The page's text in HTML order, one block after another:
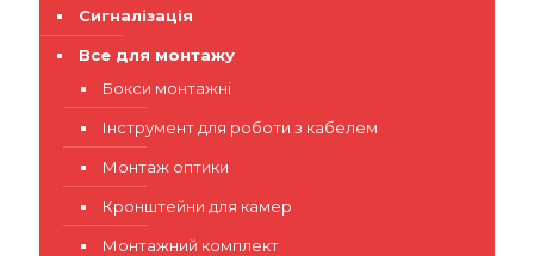
Сигналізація
Все для монтажу
Бокси монтажні
Інструмент для роботи з кабелем
Монтаж оптики
Кронштейни для камер
Монтажний комплект